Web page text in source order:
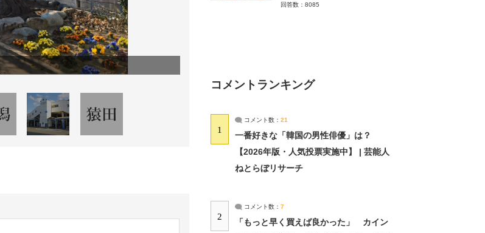
回答数：8085
コメントランキング
1
コメント数： 21
一番好きな「韓国の男性俳優」は？
【2026年版・人気投票実施中】 | 芸能人
ねとらぼリサーチ
2
コメント数： 7
「もっと早く買えば良かった」 カイン